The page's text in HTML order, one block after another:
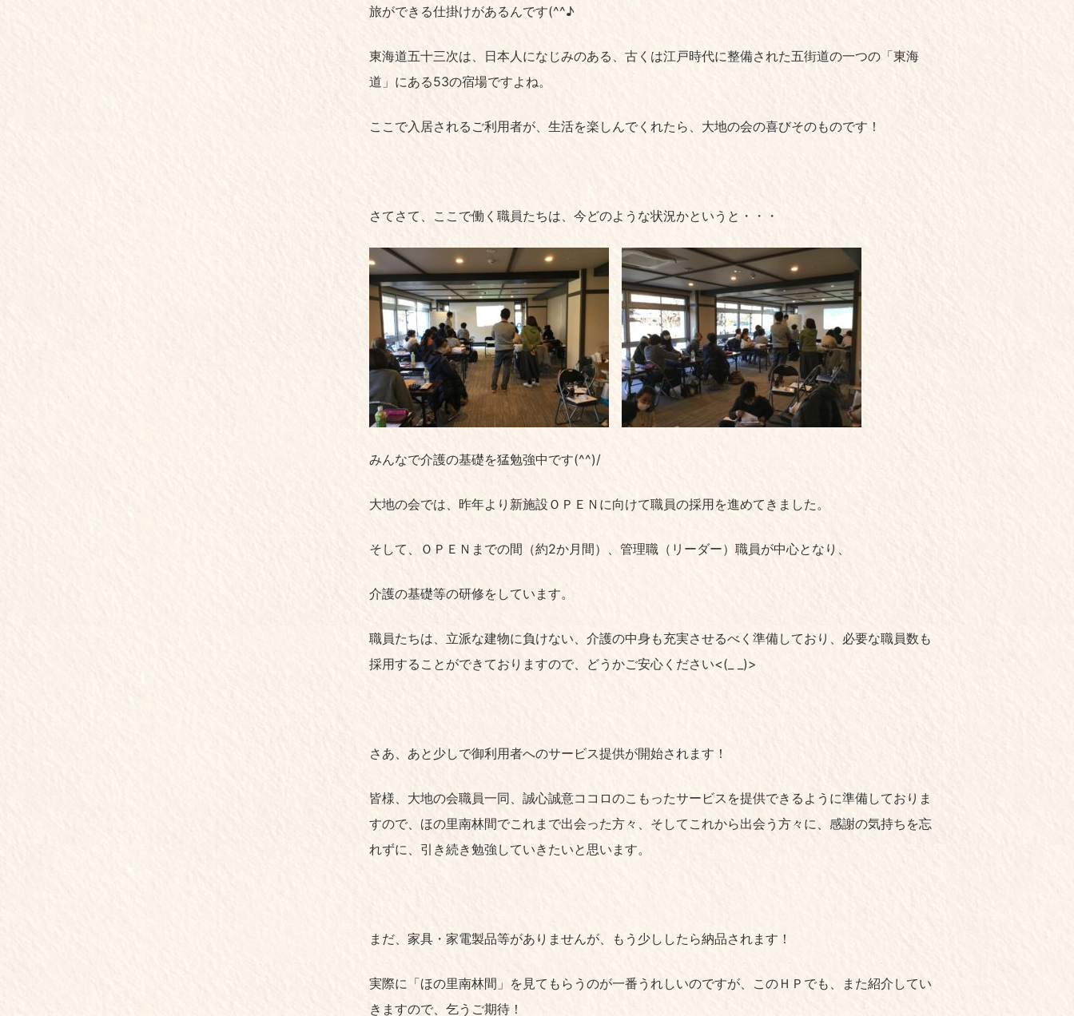
旅ができる仕掛けがあるんです(^^♪
東海道五十三次は、日本人になじみのある、古くは江戸時代に整備された五街道の一つの「東海
道」にある53の宿場ですよね。
ここで入居されるご利用者が、生活を楽しんでくれたら、大地の会の喜びそのものです！
さてさて、ここで働く職員たちは、今どのような状況かというと・・・
みんなで介護の基礎を猛勉強中です(^^)/
大地の会では、昨年より新施設ＯＰＥＮに向けて職員の採用を進めてきました。
そして、ＯＰＥＮまでの間（約2か月間）、管理職（リーダー）職員が中心となり、
介護の基礎等の研修をしています。
職員たちは、立派な建物に負けない、介護の中身も充実させるべく準備しており、必要な職員数も
採用することができておりますので、どうかご安心ください<(_ _)>
さあ、あと少しで御利用者へのサービス提供が開始されます！
皆様、大地の会職員一同、誠心誠意ココロのこもったサービスを提供できるように準備しておりま
すので、ほの里南林間でこれまで出会った方々、そしてこれから出会う方々に、感謝の気持ちを忘
れずに、引き続き勉強していきたいと思います。
まだ、家具・家電製品等がありませんが、もう少ししたら納品されます！
実際に「ほの里南林間」を見てもらうのが一番うれしいのですが、このＨＰでも、また紹介してい
きますので、乞うご期待！